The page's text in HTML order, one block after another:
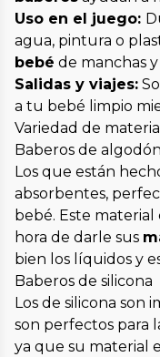
Uso en el juego:
agua, pintura o
bebé de manchas
Salidas y viajes:
a tu bebé limpio
Variedad de
Baberos de algodón
Los que están
absorbentes,
bebé. Este material
hora de darle sus
bien los líquidos y
Baberos de silicona
Los de silicona son
son perfectos para
ya que su material